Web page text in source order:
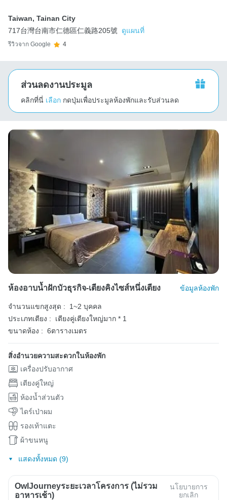
Taiwan, Tainan City
717台灣台南市仁德區仁義路205號
ดูแผนที่
รีวิวจาก Google 4
ส่วนลดงานประมูล
คลิกที่นี่ เลือก กดปุ่มเพื่อประมูลห้องพักและรับส่วนลด
ห้องอาบน้ำฝักบัวธุรกิจ-เตียงคิงไซส์หนึ่งเตียง ข้อมูลห้องพัก
จำนวนแขกสูงสุด :
1~2 บุคคล
ประเภทเตียง :
เตียงคู่เตียงใหญ่มาก * 1
ขนาดห้อง : 6ตารางเมตร
สิ่งอำนวยความสะดวกในห้องพัก
เครื่องปรับอากาศ
เตียงคู่ใหญ่
ห้องน้ำส่วนตัว
ไดร์เป่าผม
รองเท้าแตะ
ผ้าขนหนู
แสดงทั้งหมด (9)
OwlJourneyระยะเวลาโครงการ (ไม่รวม
อาหารเช้า)
นโยบายการ
ยกเลิก